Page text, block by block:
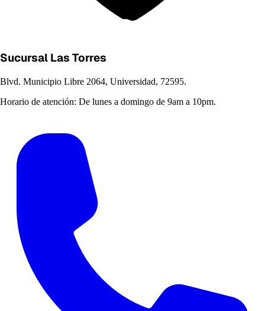
Sucursal Las Torres
Blvd. Municipio Libre 2064, Universidad, 72595.
Horario de atención: De lunes a domingo de 9am a 10pm.